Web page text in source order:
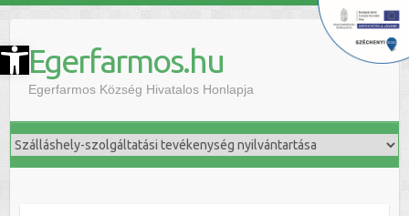
Eszköztár megnyitása Egerfarmos.hu
Egerfarmos Község Hivatalos Honlapja